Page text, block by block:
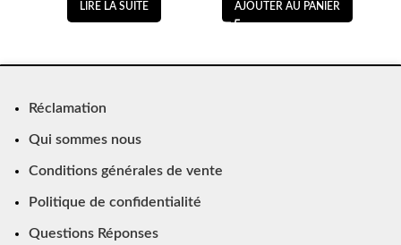
LIRE LA SUITE AJOUTER AU PANIER
Réclamation
Qui sommes nous
Conditions générales de vente
Politique de confidentialité
Questions Réponses